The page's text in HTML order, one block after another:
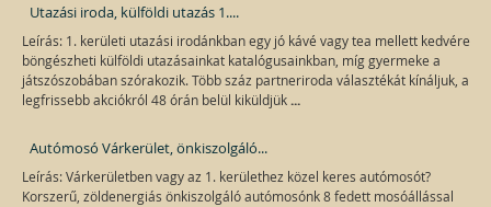
Utazási iroda, külföldi utazás 1....
Leírás: 1. kerületi utazási irodánkban egy jó kávé vagy tea mellett kedvére
böngészheti külföldi utazásainkat katalógusainkban, míg gyermeke a
játszószobában szórakozik. Több száz partneriroda választékát kínáljuk, a
legfrissebb akciókról 48 órán belül kiküldjük ...
Autómosó Várkerület, önkiszolgáló...
Leírás: Várkerületben vagy az 1. kerülethez közel keres autómosót?
Korszerű, zöldenergiás önkiszolgáló autómosónk 8 fedett mosóállással